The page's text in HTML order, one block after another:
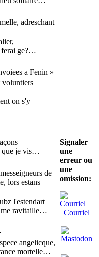
adreschant
ferai ge?…
a Fenin »
voluntiers
on s'y
que je vis…
de
lors estans
l'estendart
ravitaille…
angelicque,
mortelle…
Signaler
une
erreur ou
une
omission:
Courriel